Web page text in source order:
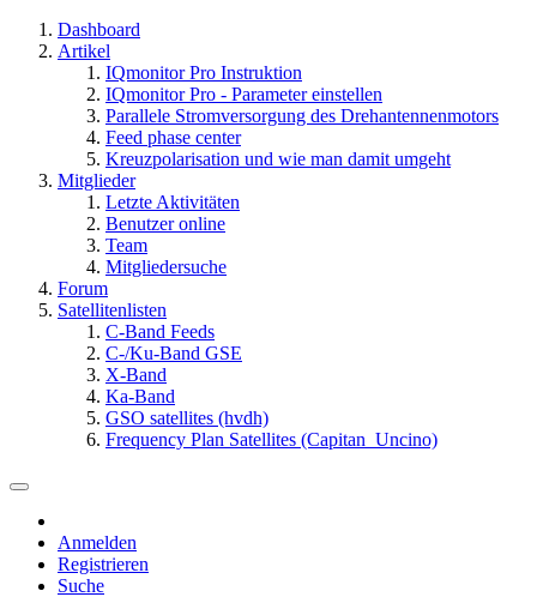
Dashboard
Artikel
IQmonitor Pro Instruktion
IQmonitor Pro - Parameter einstellen
Parallele Stromversorgung des Drehantennenmotors
Feed phase center
Kreuzpolarisation und wie man damit umgeht
Mitglieder
Letzte Aktivitäten
Benutzer online
Team
Mitgliedersuche
Forum
Satellitenlisten
C-Band Feeds
C-/Ku-Band GSE
X-Band
Ka-Band
GSO satellites (hvdh)
Frequency Plan Satellites (Capitan_Uncino)
Anmelden
Registrieren
Suche